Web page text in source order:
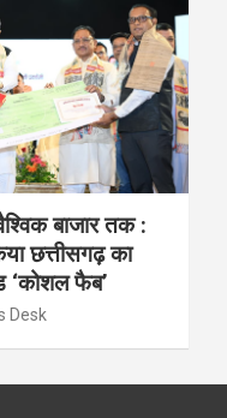
बाजार तक :
छत्तीसगढ़ का
‘कोशल फैब’
Desk